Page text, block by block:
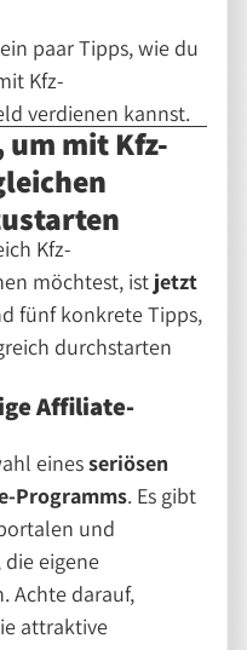
paar Tipps, wie du
Kfz-
verdienen kannst.
um mit Kfz-
Kfz-
möchtest, ist jetzt
fünf konkrete Tipps,
durchstarten
Affiliate-
einesseriösen
Programms. Es gibt
und
eigene
Achte darauf,
attraktive